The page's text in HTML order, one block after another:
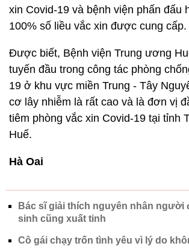
xin Covid-19 và bệnh viện phấn đấu
100% số liều vắc xin được cung cấp.
Được biết, Bệnh viện Trung ương
tuyến đầu trong công tác phòng
19 ở khu vực miền Trung - Tây
cơ lây nhiễm là rất cao và là đơn vị
tiêm phòng vắc xin Covid-19 tại tỉnh
Huế.
Hà Oai
Bác sĩ giải thích nguyên nhân người
sinh cũng xuất tinh
Cô gái chạy trốn tình yêu vì lý do